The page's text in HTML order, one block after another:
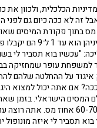
הכלכלית, ולכוון את
זה לא ככה כיום גם לפני
בתוך פקודת המיסים
מתמזגות ואם היחס
"עכשיו בוא תסביר לי
למשפחת עופר שמחזיקה
על ההחלטה שלהם
אם אתה יכול למצוא
הישראלי. בזמן
על העסקים הקטנים? 60-70 אחוז
אז בוא תסביר לי איזה